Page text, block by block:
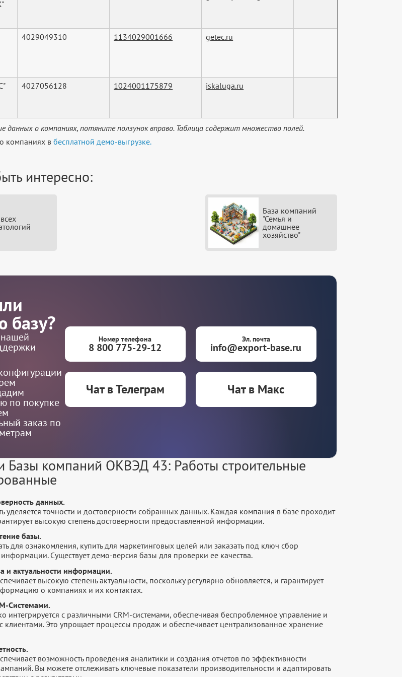
4029049310 1134029001666 getec.ru
4027056128 1024001175879 iskaluga.ru
данных о компаниях, потяните ползунок вправо. Таблица содержит множество полей.
компаниях вбесплатной демо-выгрузке.
интересно:
База компаний
"Семья и
домашнее
хозяйство"
базу?
нашей
по покупке
заказ по
Номер телефона
8 800 775-29-12
Эл. почта
info@export-base.ru
Чат в Телеграм Чат в Макс
Базы компаний ОКВЭД 43: Работы строительные
данных.
уделяется точности и достоверности собранных данных. Каждая компания в базе проходит
высокую степень достоверности предоставленной информации.
базы.
для ознакомления, купить для маркетинговых целей или заказать под ключ сбор
Существует демо-версия базы для проверки ее качества.
и актуальности информации.
высокую степень актуальности, поскольку регулярно обновляется, и гарантирует
о компаниях и их контактах.
Системами.
интегрируется с различными CRM-системами, обеспечивая беспроблемное управление и
клиентами. Это упрощает процессы продаж и обеспечивает централизованное хранение
возможность проведения аналитики и создания отчетов по эффективности
Вы можете отслеживать ключевые показатели производительности и адаптировать